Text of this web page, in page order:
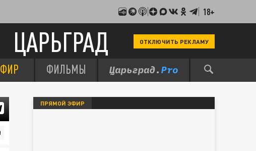
18+
ЦАРЬГРАД ОТКЛЮЧИТЬ РЕКЛАМУ
ФИЛЬМЫ
ПРЯМОЙ ЭФИР